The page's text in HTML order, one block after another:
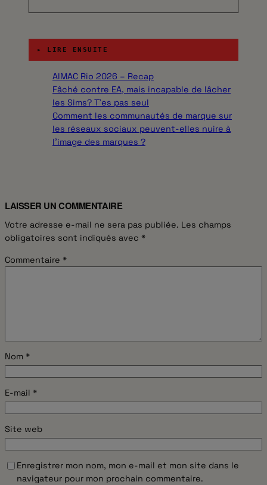
▸ LIRE ENSUITE
AIMAC Rio 2026 – Recap
Fâché contre EA, mais incapable de lâcher
les Sims? T’es pas seul
Comment les communautés de marque sur
les réseaux sociaux peuvent-elles nuire à
l’image des marques ?
LAISSER UN COMMENTAIRE
Votre adresse e-mail ne sera pas publiée. Les champs
obligatoires sont indiqués avec *
Commentaire *
Nom *
E-mail *
Site web
Enregistrer mon nom, mon e-mail et mon site dans le
navigateur pour mon prochain commentaire.